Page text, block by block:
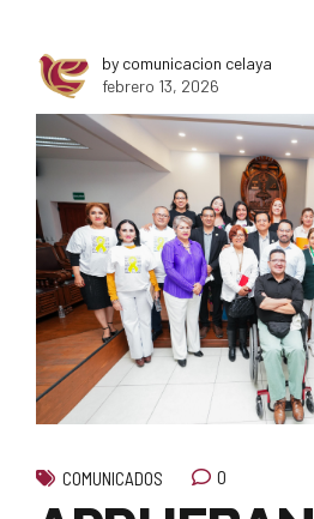
by comunicacion celaya
febrero 13, 2026
COMUNICADOS 0